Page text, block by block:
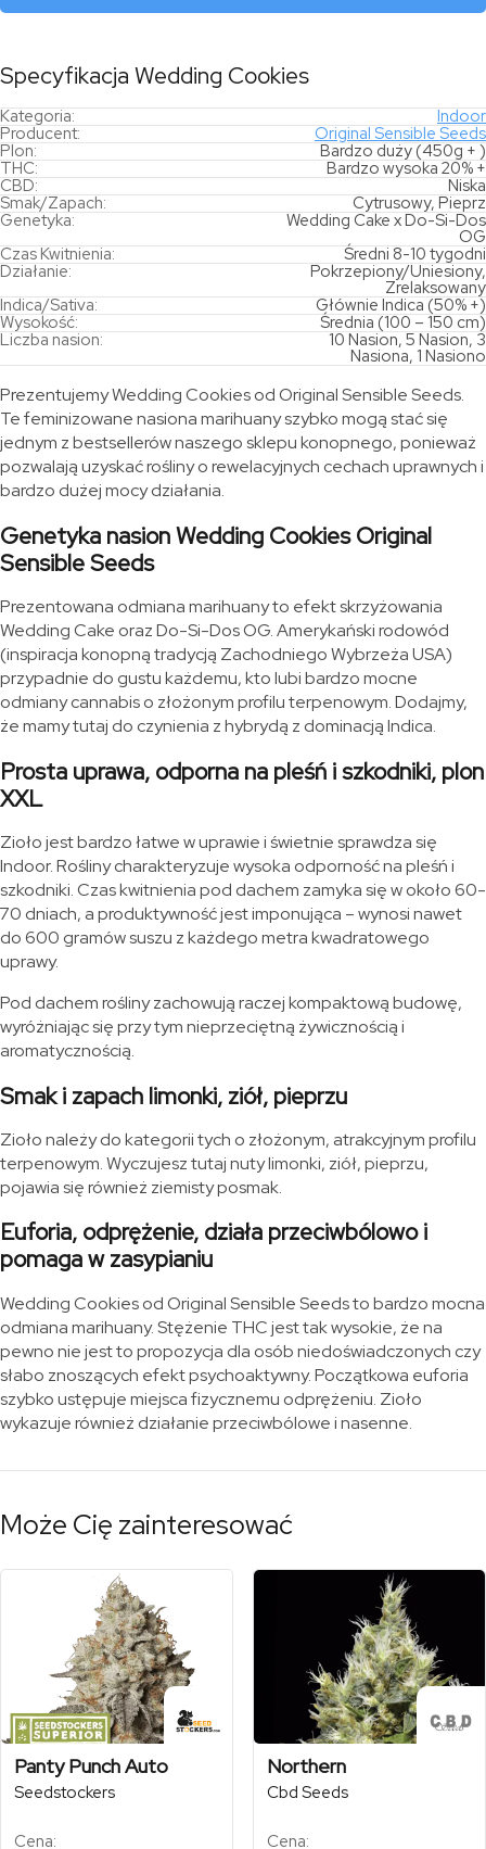
Specyfikacja Wedding Cookies
Kategoria:
Indoor
Producent:
Original Sensible Seeds
Plon:
Bardzo duży (450g + )
THC:
Bardzo wysoka 20% +
CBD:
Niska
Smak/Zapach:
Cytrusowy, Pieprz
Genetyka:
Wedding Cake x Do-Si-Dos
OG
Czas Kwitnienia:
Średni 8-10 tygodni
Działanie:
Pokrzepiony/Uniesiony,
Zrelaksowany
Indica/Sativa:
Głównie Indica (50% +)
Wysokość:
Średnia (100 – 150 cm)
Liczba nasion:
10 Nasion, 5 Nasion, 3
Nasiona, 1 Nasiono
Prezentujemy Wedding Cookies od Original Sensible Seeds.
Te feminizowane nasiona marihuany szybko mogą stać się
jednym z bestsellerów naszego sklepu konopnego, ponieważ
pozwalają uzyskać rośliny o rewelacyjnych cechach uprawnych i
bardzo dużej mocy działania.
Genetyka nasion Wedding Cookies Original
Sensible Seeds
Prezentowana odmiana marihuany to efekt skrzyżowania
Wedding Cake oraz Do-Si-Dos OG. Amerykański rodowód
(inspiracja konopną tradycją Zachodniego Wybrzeża USA)
przypadnie do gustu każdemu, kto lubi bardzo mocne
odmiany cannabis o złożonym profilu terpenowym. Dodajmy,
że mamy tutaj do czynienia z hybrydą z dominacją Indica.
Prosta uprawa, odporna na pleśń i szkodniki, plon
XXL
Zioło jest bardzo łatwe w uprawie i świetnie sprawdza się
Indoor. Rośliny charakteryzuje wysoka odporność na pleśń i
szkodniki. Czas kwitnienia pod dachem zamyka się w około 60-
70 dniach, a produktywność jest imponująca – wynosi nawet
do 600 gramów suszu z każdego metra kwadratowego
uprawy.
Pod dachem rośliny zachowują raczej kompaktową budowę,
wyróżniając się przy tym nieprzeciętną żywicznością i
aromatycznością.
Smak i zapach limonki, ziół, pieprzu
Zioło należy do kategorii tych o złożonym, atrakcyjnym profilu
terpenowym. Wyczujesz tutaj nuty limonki, ziół, pieprzu,
pojawia się również ziemisty posmak.
Euforia, odprężenie, działa przeciwbólowo i
pomaga w zasypianiu
Wedding Cookies od Original Sensible Seeds to bardzo mocna
odmiana marihuany. Stężenie THC jest tak wysokie, że na
pewno nie jest to propozycja dla osób niedoświadczonych czy
słabo znoszących efekt psychoaktywny. Początkowa euforia
szybko ustępuje miejsca fizycznemu odprężeniu. Zioło
wykazuje również działanie przeciwbólowe i nasenne.
Może Cię zainteresować
Panty Punch Auto
Seedstockers
Cena:
Northern
Cbd Seeds
Cena: